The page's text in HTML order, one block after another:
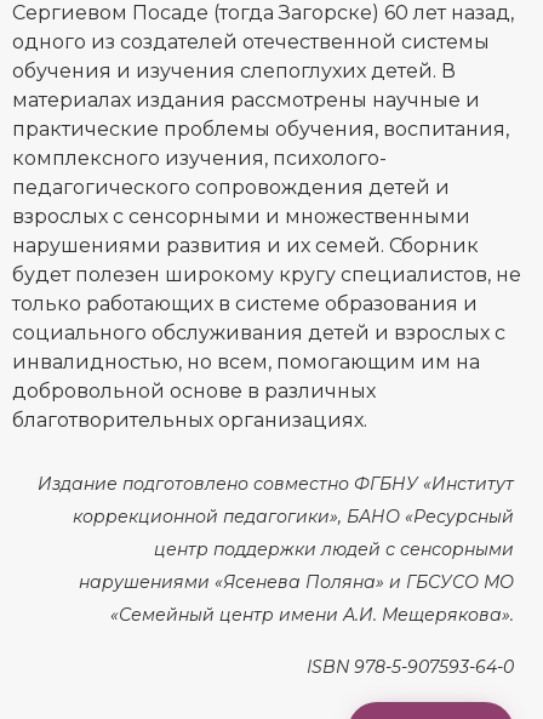
Сергиевом Посаде (тогда Загорске) 60 лет назад,
одного из создателей отечественной системы
обучения и изучения слепоглухих детей. В
материалах издания рассмотрены научные и
практические проблемы обучения, воспитания,
комплексного изучения, психолого-
педагогического сопровождения детей и
взрослых с сенсорными и множественными
нарушениями развития и их семей. Сборник
будет полезен широкому кругу специалистов, не
только работающих в системе образования и
социального обслуживания детей и взрослых с
инвалидностью, но всем, помогающим им на
добровольной основе в различных
благотворительных организациях.
Издание подготовлено совместно ФГБНУ «Институт
коррекционной педагогики», БАНО «Ресурсный
центр поддержки людей с сенсорными
нарушениями «Ясенева Поляна» и ГБСУСО МО
«Семейный центр имени А.И. Мещерякова».
ISBN 978-5-907593-64-0